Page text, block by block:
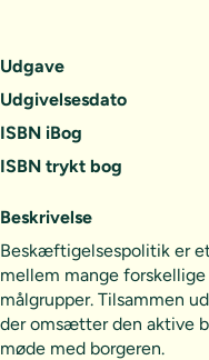
Udgave
Udgivelsesdato
ISBN iBog
ISBN trykt bog
Beskrivelse
Beskæftigelsespolitik er
mellem mange
målgrupper. Tilsammen
der omsætter den aktive
møde med borgeren.